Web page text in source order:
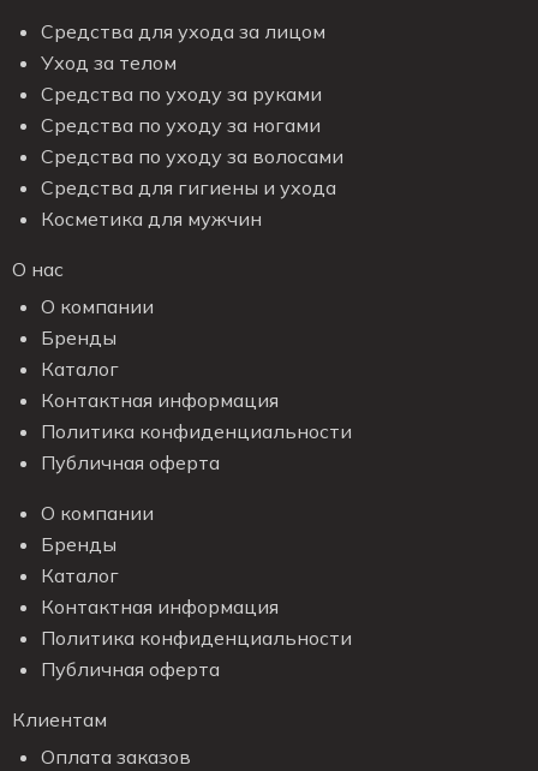
Средства для ухода за лицом
Уход за телом
Средства по уходу за руками
Средства по уходу за ногами
Средства по уходу за волосами
Средства для гигиены и ухода
Косметика для мужчин
О нас
О компании
Бренды
Каталог
Контактная информация
Политика конфиденциальности
Публичная оферта
О компании
Бренды
Каталог
Контактная информация
Политика конфиденциальности
Публичная оферта
Клиентам
Оплата заказов